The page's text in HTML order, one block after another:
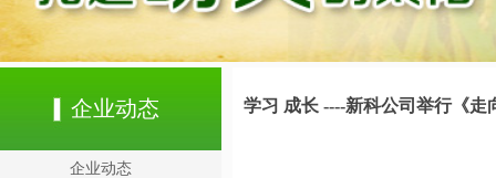
企业动态
企业动态
学习 成长 ----新科公司举行《走